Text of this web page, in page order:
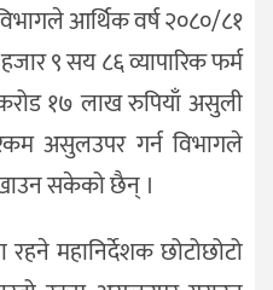
आर्थिक वर्ष २०८०/८१
९ सय ८६ व्यापारिक फर्म
१७ लाख रुपियाँ असुली
असुलउपर गर्न विभागले
सकेको छैन् ।
महानिर्देशक छोटोछोटो